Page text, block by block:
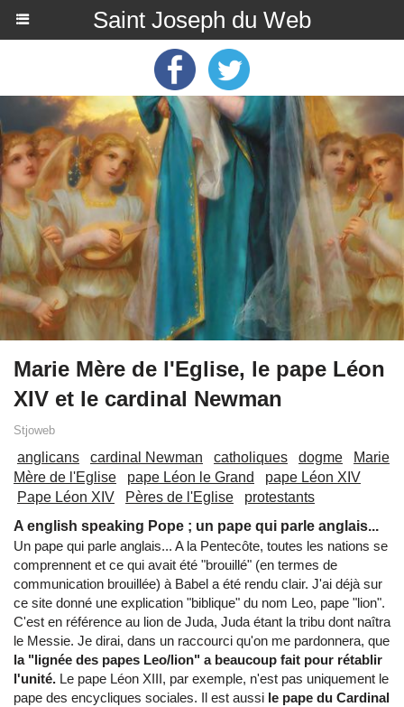
Saint Joseph du Web
Marie Mère de l'Eglise, le pape Léon
XIV et le cardinal Newman
Stjoweb
anglicans cardinal Newman catholiques dogme
Marie
Mère de l'Eglise
pape Léon le Grand
pape Léon XIV
Pape Léon XIV
Pères de l'Eglise
protestants
A english speaking Pope ; un pape qui parle anglais...
Un pape qui parle anglais... A la Pentecôte, toutes les nations se
comprennent et ce qui avait été "brouillé" (en termes de
communication brouillée) à Babel a été rendu clair. J'ai déjà sur
ce site donné une explication "biblique" du nom Leo, pape "lion".
C'est en référence au lion de Juda, Juda étant la tribu dont naîtra
le Messie. Je dirai, dans un raccourci qu'on me pardonnera, que
la "lignée des papes Leo/lion" a beaucoup fait pour rétablir
l'unité. Le pape Léon XIII, par exemple, n'est pas uniquement le
pape des encycliques sociales. Il est aussi le pape du Cardinal